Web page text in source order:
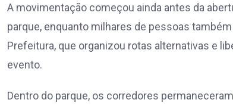
A movimentação começou ainda antes da
parque, enquanto milhares de pessoas
Prefeitura, que organizou rotas alternativas e
evento.
Dentro do parque, os corredores